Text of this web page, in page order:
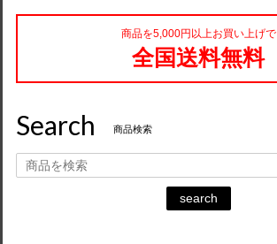
商品を5,000円以上お買い上げで
全国送料無料
Search 商品検索
search